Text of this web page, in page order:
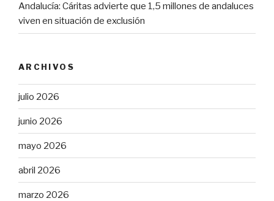
Andalucía: Cáritas advierte que 1,5 millones de andaluces
viven en situación de exclusión
ARCHIVOS
julio 2026
junio 2026
mayo 2026
abril 2026
marzo 2026